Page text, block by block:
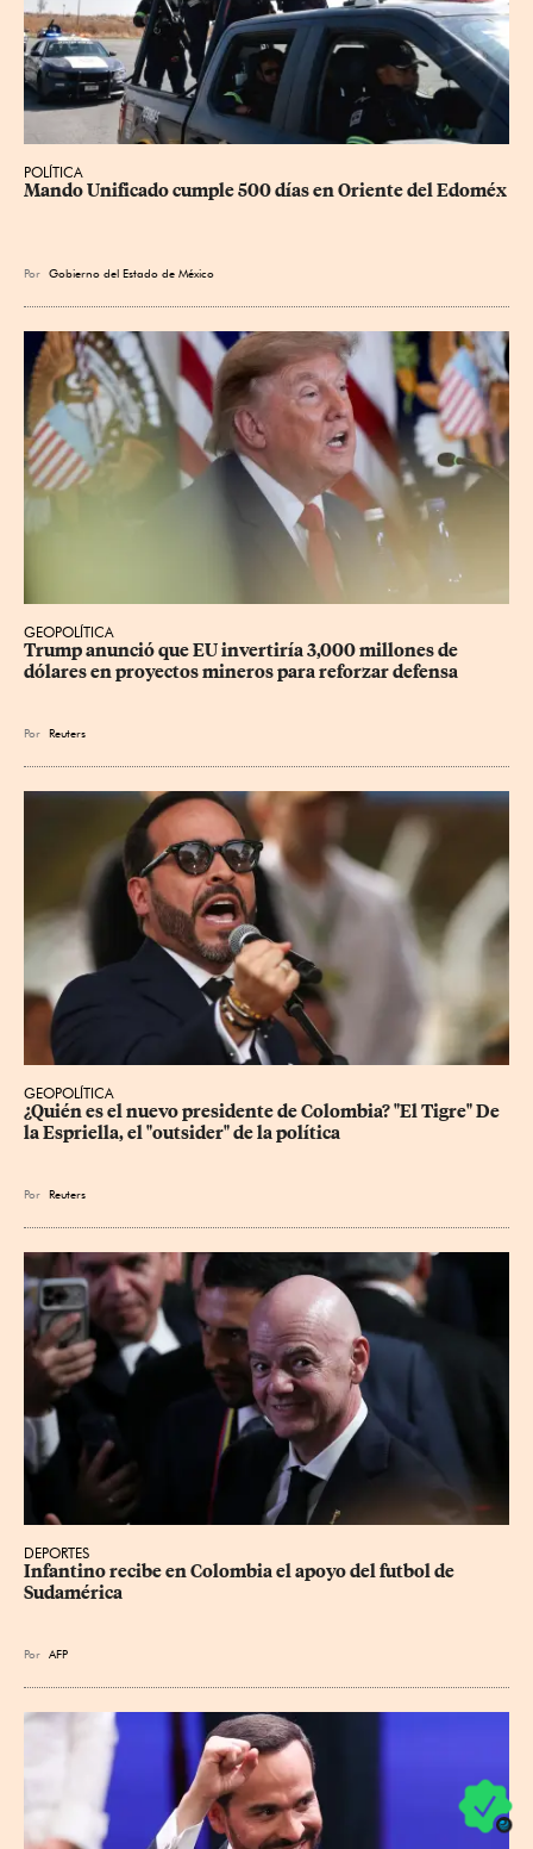
POLÍTICA
Mando Unificado cumple 500 días en Oriente del Edoméx
Por Gobierno del Estado de México
GEOPOLÍTICA
Trump anunció que EU invertiría 3,000 millones de
dólares en proyectos mineros para reforzar defensa
Por Reuters
GEOPOLÍTICA
¿Quién es el nuevo presidente de Colombia? "El Tigre" De
la Espriella, el "outsider" de la política
Por Reuters
DEPORTES
Infantino recibe en Colombia el apoyo del futbol de
Sudamérica
Por AFP